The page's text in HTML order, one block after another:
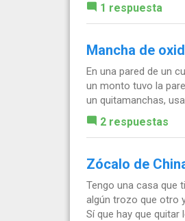
1 respuesta
Mancha de
En una pared de un
un monto tuvo la
un quitamanchas,
2 respuestas
Zócalo de
Tengo una casa que
algún trozo que otro
Sí que hay que quitar